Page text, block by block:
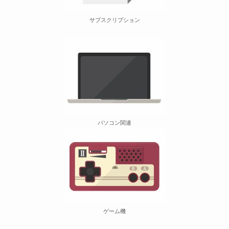
サブスクリプション
パソコン関連
ゲーム機